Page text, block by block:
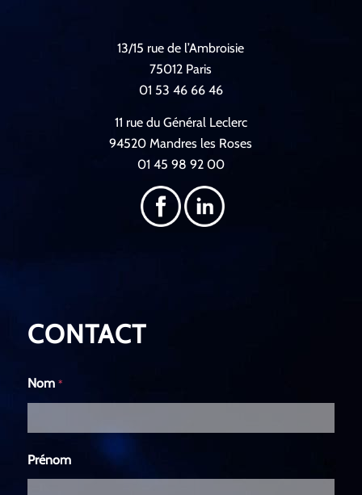
13/15 rue de l’Ambroisie
75012 Paris
01 53 46 66 46
11 rue du Général Leclerc
94520 Mandres les Roses
01 45 98 92 00
CONTACT
Nom *
Prénom